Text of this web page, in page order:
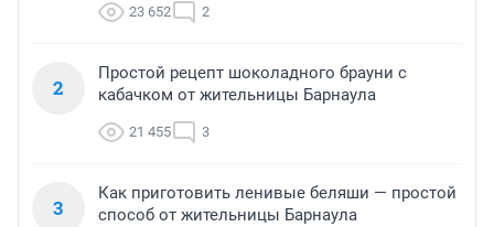
23 652 2
2
Простой рецепт шоколадного брауни с
кабачком от жительницы Барнаула
21 455 3
3
Как приготовить ленивые беляши — простой
способ от жительницы Барнаула